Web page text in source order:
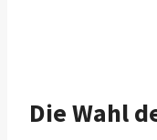
Die Wahl